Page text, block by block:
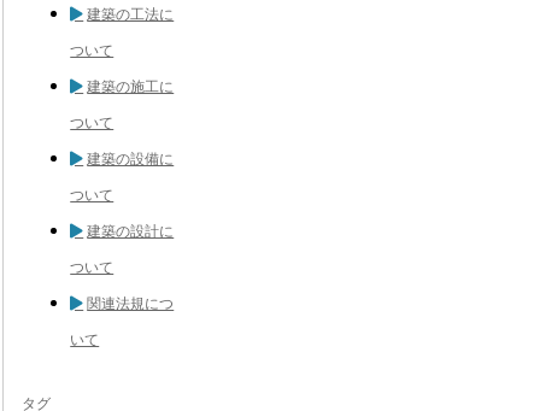
建築の工法に
ついて
建築の施工に
ついて
建築の設備に
ついて
建築の設計に
ついて
関連法規につ
いて
タグ